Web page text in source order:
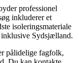
professionel
inkluderer et
isoleringsmateriale
Sydsjælland.
pålidelige fagfolk,